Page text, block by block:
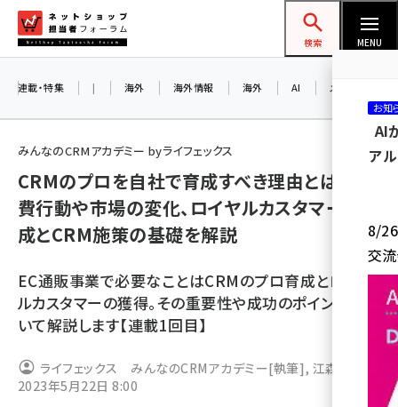
ン
ネットショップ担当者フォーラム
検索 MENU
amazon (2246)
yahoo (1900)
ecbeing (1207)
アスクル (1119)
base (1071)
ビィ・フォアード (773)
連載・特集 | 海外 海外情報 海外 AI メタバース
みんなのCRMアカデミー byライフェックス
CRMのプロを自社で育成すべき理由とは？ 消
費行動や市場の変化、ロイヤルカスタマーの育
成とCRM施策の基礎を解説
EC通販事業で必要なことはCRMのプロ育成とロイヤ
ルカスタマーの獲得。その重要性や成功のポイントにつ
いて解説します【連載1回目】
ライフェックス みんなのCRMアカデミー[執筆] , 江森 清文
[執筆],大元 由実子[執筆]
2023年5月22日 8:00
お知
AI
ア
8/26
交